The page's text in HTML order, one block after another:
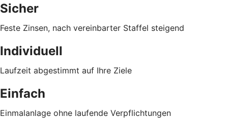
Sicher
Feste Zinsen, nach vereinbarter Staffel steigend
Individuell
Laufzeit abgestimmt auf Ihre Ziele
Einfach
Einmalanlage ohne laufende Verpflichtungen